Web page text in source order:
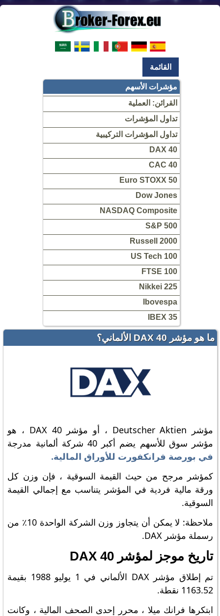
القائمة
مؤشرات الأسهم
القرائن: العملية
تداول المؤشرات
تداول المؤشرات التركيبية
DAX 40
CAC 40
Euro STOXX 50
Dow Jones
NASDAQ Composite
S&P 500
Russell 2000
US Tech 100
FTSE 100
Nikkei 225
Ibovespa
IBEX 35
ما هو مؤشر DAX 40 الألماني؟
مؤشر Deutscher Aktien ، أو مؤشر DAX 40 ، هو
مؤشر سوق للأسهم يضم أكبر 40 شركة ألمانية مدرجة
في بورصة فرانكفورت للأوراق المالية.
كمؤشر مرجح من حيث القيمة السوقية ، فإن وزن كل
ورقة مالية فردية في المؤشر يتناسب مع إجمالي القيمة
السوقية.
ملاحظة: لا يمكن أن يتجاوز وزن الشركة الواحدة 10٪ من
رسملة مؤشر DAX.
تاريخ موجز لمؤشر DAX 40
تم إطلاق مؤشر DAX الألماني في 1 يوليو 1988 بقيمة
1163.52 نقطة.
ابتكرها فرانك ميلا ، محرر إحدى الصحف المالية ، وكانت